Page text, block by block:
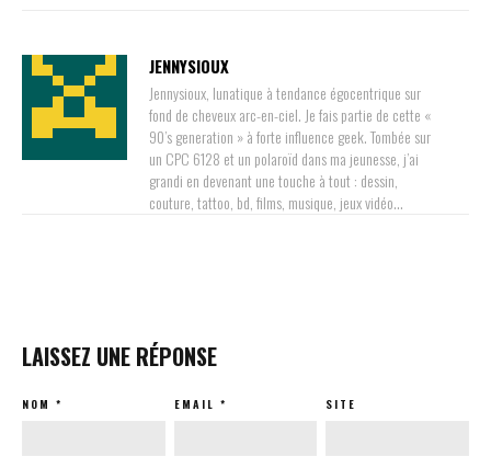
JENNYSIOUX
Jennysioux, lunatique à tendance égocentrique sur
fond de cheveux arc-en-ciel. Je fais partie de cette «
90’s generation » à forte influence geek. Tombée sur
un CPC 6128 et un polaroïd dans ma jeunesse, j’ai
grandi en devenant une touche à tout : dessin,
couture, tattoo, bd, films, musique, jeux vidéo…
LAISSEZ UNE RÉPONSE
NOM * EMAIL * SITE